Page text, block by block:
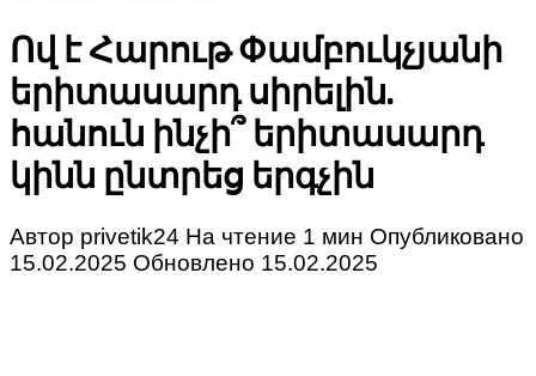
Ով է Հարութ Փամբուկչյանի
երիտասարդ սիրելին.
հանուն ինչի՞ երիտասարդ
կինն ընտրեց երգչին
Автор privetik24 На чтение 1 мин Опубликовано
15.02.2025 Обновлено 15.02.2025